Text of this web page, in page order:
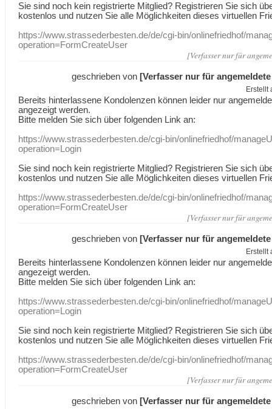
Sie sind noch kein registrierte Mitglied? Registrieren Sie sich
kostenlos und nutzen Sie alle Möglichkeiten dieses virtuellen
https://www.strassederbesten.de/de/cgi-bin/onlinefriedhof/
operation=FormCreateUser
[Verfasser nur für
geschrieben von [Verfasser nur für
Erstellt
Bereits hinterlassene Kondolenzen können leider nur
angezeigt werden.
Bitte melden Sie sich über folgenden Link an:
https://www.strassederbesten.de/cgi-bin/onlinefriedhof/
operation=Login
Sie sind noch kein registrierte Mitglied? Registrieren Sie sich
kostenlos und nutzen Sie alle Möglichkeiten dieses virtuellen
https://www.strassederbesten.de/de/cgi-bin/onlinefriedhof/
operation=FormCreateUser
[Verfasser nur für
geschrieben von [Verfasser nur für
Erstellt
Bereits hinterlassene Kondolenzen können leider nur
angezeigt werden.
Bitte melden Sie sich über folgenden Link an:
https://www.strassederbesten.de/cgi-bin/onlinefriedhof/
operation=Login
Sie sind noch kein registrierte Mitglied? Registrieren Sie sich
kostenlos und nutzen Sie alle Möglichkeiten dieses virtuellen
https://www.strassederbesten.de/de/cgi-bin/onlinefriedhof/
operation=FormCreateUser
[Verfasser nur für
geschrieben von [Verfasser nur für